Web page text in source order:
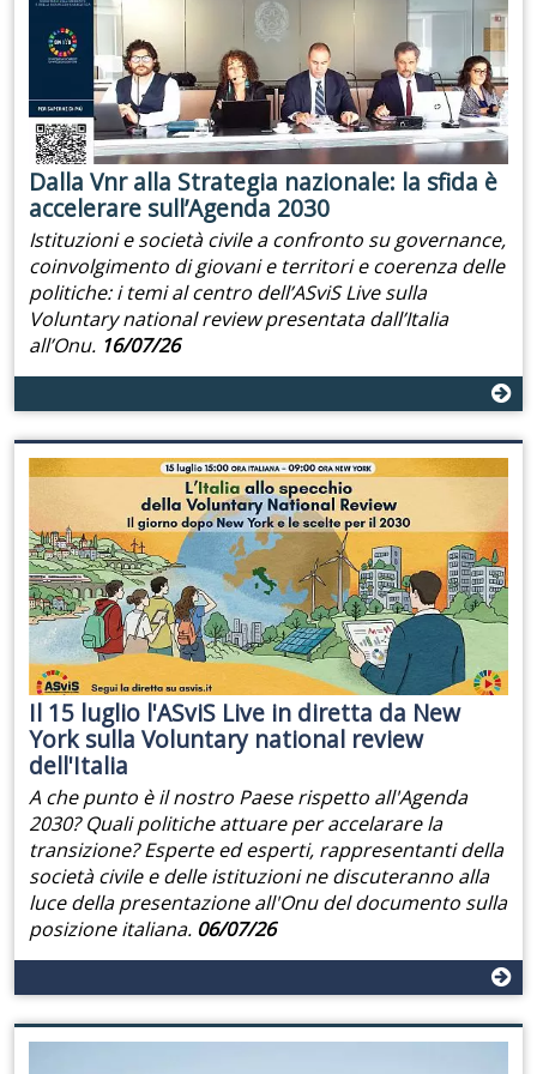
Dalla Vnr alla Strategia nazionale: la sfida è
accelerare sull’Agenda 2030
Istituzioni e società civile a confronto su governance,
coinvolgimento di giovani e territori e coerenza delle
politiche: i temi al centro dell’ASviS Live sulla
Voluntary national review presentata dall’Italia
all’Onu. 16/07/26
Il 15 luglio l'ASviS Live in diretta da New
York sulla Voluntary national review
dell'Italia
A che punto è il nostro Paese rispetto all'Agenda
2030? Quali politiche attuare per accelarare la
transizione? Esperte ed esperti, rappresentanti della
società civile e delle istituzioni ne discuteranno alla
luce della presentazione all'Onu del documento sulla
posizione italiana. 06/07/26